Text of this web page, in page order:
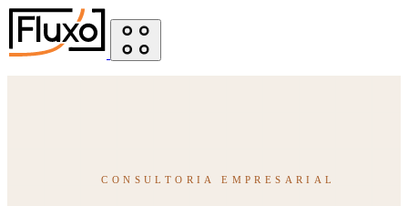
CONSULTORIA EMPRESARIAL